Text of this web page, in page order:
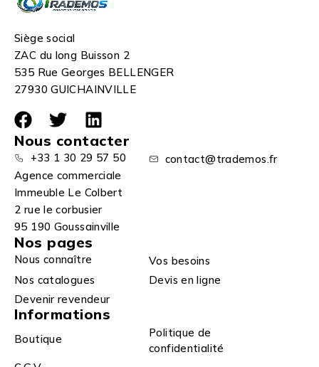
Siège social
ZAC du long Buisson 2
535 Rue Georges BELLENGER
27930 GUICHAINVILLE
Nous contacter
+33 1 30 29 57 50
contact@trademos.fr
Agence commerciale
Immeuble Le Colbert
2 rue le corbusier
95 190 Goussainville
Nos pages
Nous connaître
Vos besoins
Nos catalogues
Devis en ligne
Devenir revendeur
Informations
Boutique
Politique de
confidentialité